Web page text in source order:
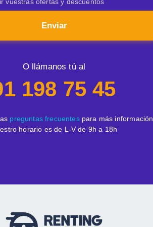
Enviar
O llámanos tú al
198 75 45
preguntas frecuentespara más información
horario es de L-V de 9h a 18h